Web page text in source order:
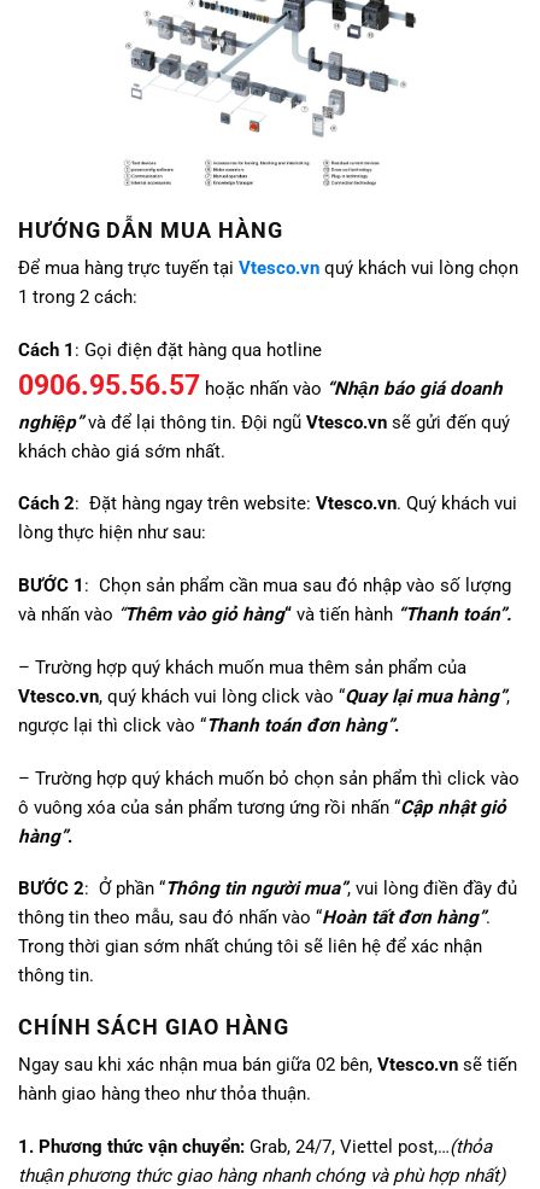
HƯỚNG DẪN MUA HÀNG
Để mua hàng trực tuyến tại Vtesco.vn quý khách vui lòng chọn
1 trong 2 cách:
Cách 1 : Gọi điện đặt hàng qua hotline
0906.95.56.57 hoặc nhấn vào “Nhận báo giá doanh
nghiệp”và để lại thông tin. Đội ngũ Vtesco.vn sẽ gửi đến quý
khách chào giá sớm nhất.
Cách 2: Đặt hàng ngay trên website: Vtesco.vn. Quý khách vui
lòng thực hiện như sau:
BƯỚC 1 : Chọn sản phẩm cần mua sau đó nhập vào số lượng
và nhấn vào “Thêm vào giỏ hàng“ và tiến hành “Thanh toán”.
– Trường hợp quý khách muốn mua thêm sản phẩm của
Vtesco.vn, quý khách vui lòng click vào “Quay lại mua hàng”,
ngược lại thì click vào “Thanh toán đơn hàng”.
– Trường hợp quý khách muốn bỏ chọn sản phẩm thì click vào
ô vuông xóa của sản phẩm tương ứng rồi nhấn “Cập nhật giỏ
hàng”.
BƯỚC 2: Ở phần “Thông tin người mua”, vui lòng điền đầy đủ
thông tin theo mẫu, sau đó nhấn vào “Hoàn tất đơn hàng”.
Trong thời gian sớm nhất chúng tôi sẽ liên hệ để xác nhận
thông tin.
CHÍNH SÁCH GIAO HÀNG
Ngay sau khi xác nhận mua bán giữa 02 bên, Vtesco.vn sẽ tiến
hành giao hàng theo như thỏa thuận.
1. Phương thức vận chuyển: Grab, 24/7, Viettel post,…(thỏa
thuận phương thức giao hàng nhanh chóng và phù hợp nhất)